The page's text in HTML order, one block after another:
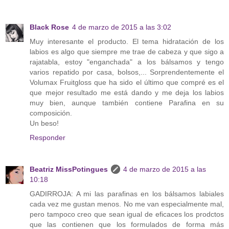
Black Rose 4 de marzo de 2015 a las 3:02
Muy interesante el producto. El tema hidratación de los
labios es algo que siempre me trae de cabeza y que sigo a
rajatabla, estoy "enganchada" a los bálsamos y tengo
varios repatido por casa, bolsos,... Sorprendentemente el
Volumax Fruitgloss que ha sido el último que compré es el
que mejor resultado me está dando y me deja los labios
muy bien, aunque también contiene Parafina en su
composición.
Un beso!
Responder
Beatriz MissPotingues
4 de marzo de 2015 a las
10:18
GADIRROJA: A mi las parafinas en los bálsamos labiales
cada vez me gustan menos. No me van especialmente mal,
pero tampoco creo que sean igual de eficaces los prodctos
que las contienen que los formulados de forma más